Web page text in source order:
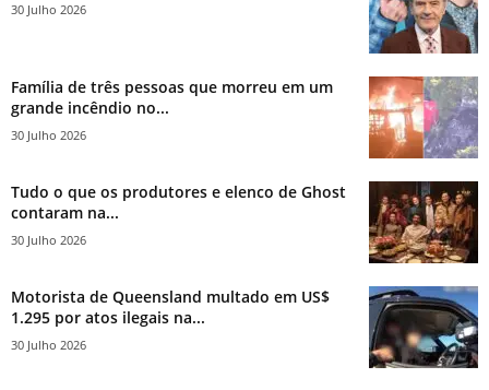
30 Julho 2026
Família de três pessoas que morreu em um
grande incêndio no...
30 Julho 2026
Tudo o que os produtores e elenco de Ghost
contaram na...
30 Julho 2026
Motorista de Queensland multado em US$
1.295 por atos ilegais na...
30 Julho 2026